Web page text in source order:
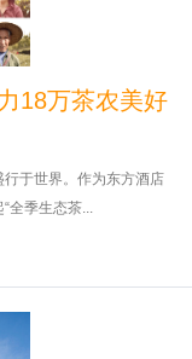
18万茶农美好
于世界。作为东方酒店
全季生态茶...